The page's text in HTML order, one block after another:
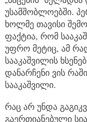
უსამშობლოებში.
ხოლმე თავისი
ფაქტია, რომ
უფრო მეტიც, ამ
სააკაშვილის
დანარჩენი ვის
სააკაშვილი.
რაც არ უნდა
გაერთიანებული